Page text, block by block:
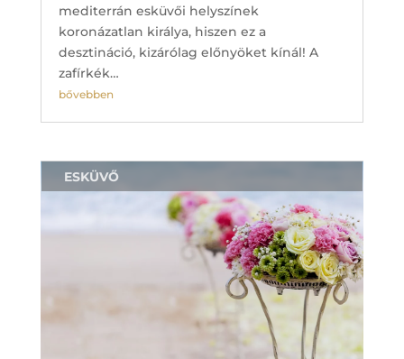
mediterrán esküvői helyszínek
koronázatlan királya, hiszen ez a
desztináció, kizárólag előnyöket kínál! A
zafírkék…
bővebben
ESKÜVŐ